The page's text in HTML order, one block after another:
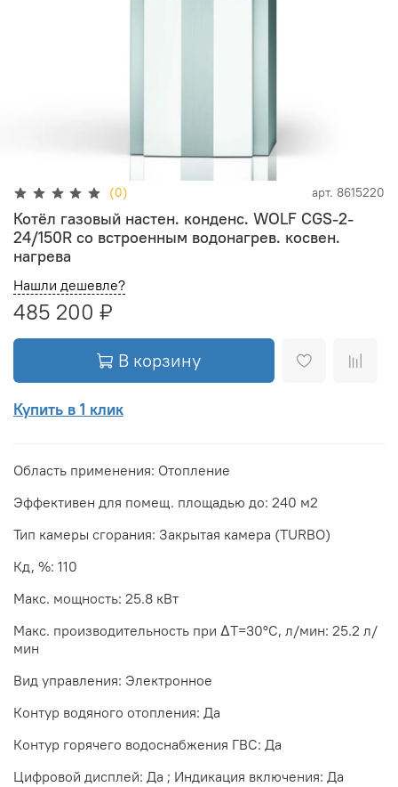
(0) арт. 8615220
Котёл газовый настен. конденс. WOLF CGS-2-
24/150R со встроенным водонагрев. косвен.
нагрева
Нашли дешевле?
485 200 ₽
В корзину
Купить в 1 клик
Область применения: Отопление
Эффективен для помещ. площадью до: 240 м2
Тип камеры сгорания: Закрытая камера (TURBO)
Кд, %: 110
Макс. мощность: 25.8 кВт
Макс. производительность при ΔТ=30°С, л/мин: 25.2 л/
мин
Вид управления: Электронное
Контур водяного отопления: Да
Контур горячего водоснабжения ГВС: Да
Цифровой дисплей: Да ; Индикация включения: Да